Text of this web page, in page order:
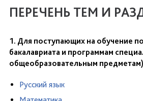
ПЕРЕЧЕНЬ ТЕМ И
1. Для поступающих на обучение
бакалавриата и программам
общеобразовательным
Русский язык